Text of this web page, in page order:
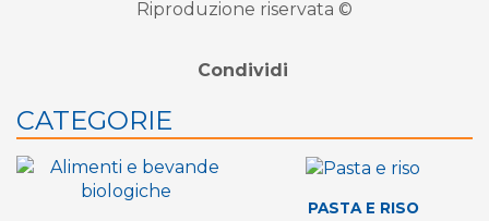
Riproduzione riservata ©
Condividi
CATEGORIE
PASTA E RISO